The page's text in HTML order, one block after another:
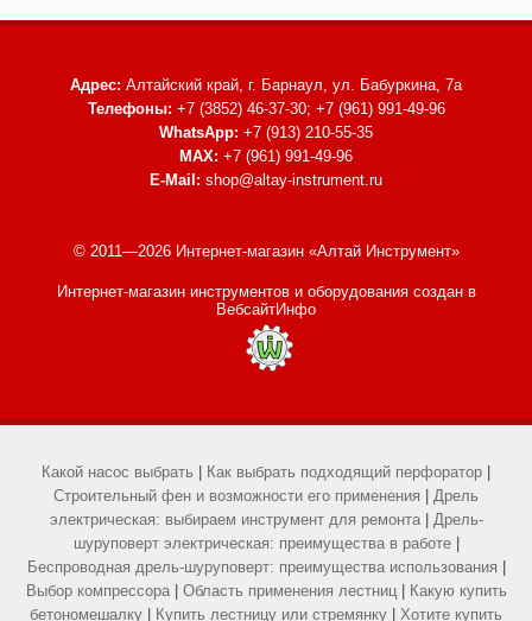
Адрес: Алтайский край, г. Барнаул, ул. Бабуркина, 7а
Телефоны: +7 (3852) 46-37-30; +7 (961) 991-49-96
WhatsApp: +7 (913) 210-55-35
MAX: +7 (961) 991-49-96
E-Mail: shop@altay-instrument.ru
© 2011—2026 Интернет-магазин «Алтай Инструмент»
Интернет-магазин инструментов и оборудованиясоздан в
ВебсайтИнфо
Какой насос выбрать Как выбрать подходящий перфоратор
Строительный фен и возможности его применения
Дрель
электрическая: выбираем инструмент для ремонта| Дрель-
шуруповерт электрическая: преимущества в работе|
Беспроводная дрель-шуруповерт: преимущества использования
Выбор компрессора| Область применения лестниц|
Какую купить
бетономешалку
Купить лестницу или стремянку Хотите купить